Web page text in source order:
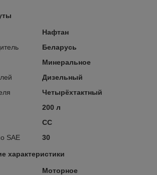
Нафтан
Беларусь
Минеральное
Дизельный
Четырёхтактный
200 л
CC
SAE
30
характеристики
Моторное